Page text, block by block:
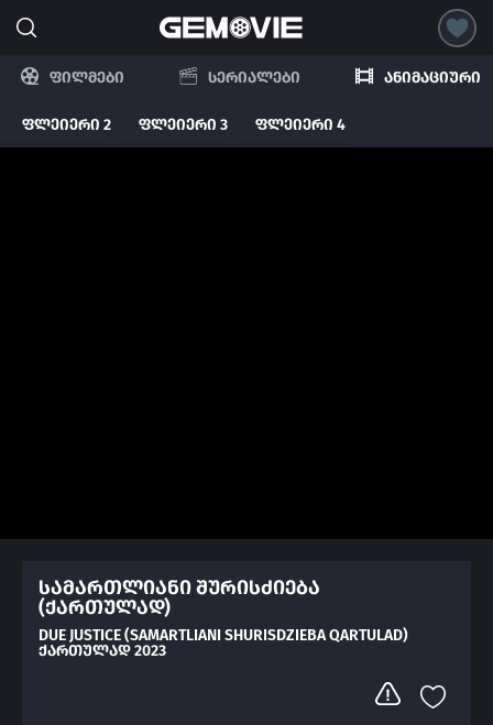
ფილმები სერიალები ანიმაციური
ფლეიერი 2 ფლეიერი 3 ფლეიერი 4
სამართლიანი შურისძიება
(ქართულად)
DUE JUSTICE (SAMARTLIANI SHURISDZIEBA QARTULAD)
ᲥᲐᲠᲗᲣᲚᲐᲓ 2023